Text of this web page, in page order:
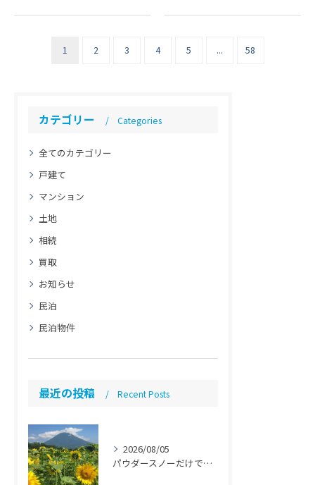
から多くの観光客が訪れる北
上パウダースノーなど、その
続く「…
1 2 3 4 5 ... 58
カテゴリー Categories
全てのカテゴリー
戸建て
マンション
土地
相続
買取
お知らせ
民泊
民泊物件
最近の投稿 Recent Posts
2026/08/05
パウダースノーだけではない魅力「ニセコ民泊のススメ」【ニセコ 民泊 管理 運営代行】